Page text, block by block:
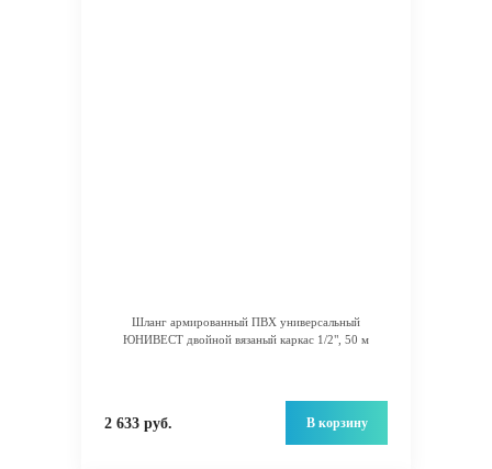
Шланг армированный ПВХ универсальный
ЮНИВЕСТ двойной вязаный каркас 1/2", 50 м
2 633 руб. В корзину